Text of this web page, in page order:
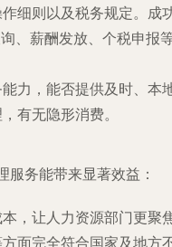
细则以及税务规定。成
、薪酬发放、个税申报
力，能否提供及时、本
有无隐形消费。
务能带来显著效益：
，让人力资源部门更聚
面完全符合国家及地方